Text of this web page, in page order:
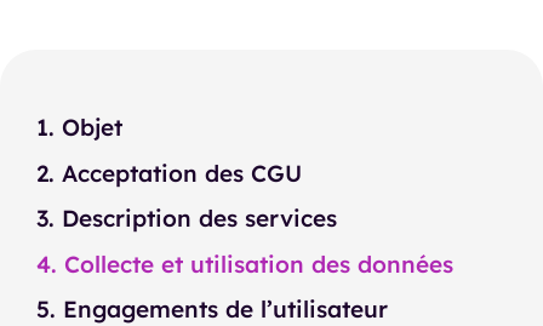
1. Objet
2. Acceptation des CGU
3. Description des services
4. Collecte et utilisation des données
5. Engagements de l’utilisateur